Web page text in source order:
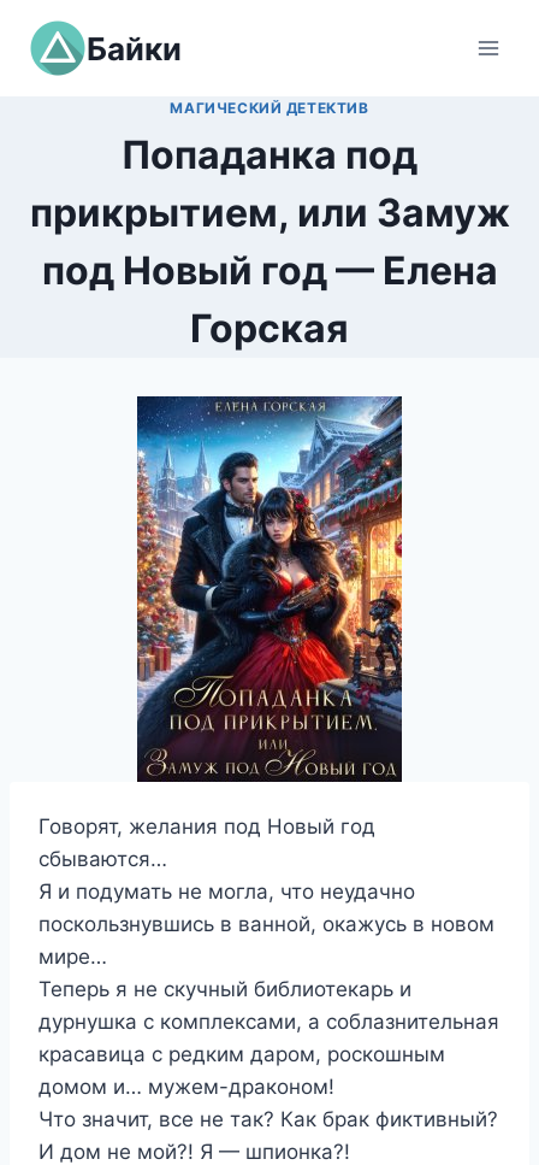
Перейти
содержимому
Байки
МАГИЧЕСКИЙ ДЕТЕКТИВ
Попаданка под
прикрытием, или Замуж
под Новый год — Елена
Горская
Говорят, желания под Новый год
сбываются…
Я и подумать не могла, что неудачно
поскользнувшись в ванной, окажусь в новом
мире…
Теперь я не скучный библиотекарь и
дурнушка с комплексами, а соблазнительная
красавица с редким даром, роскошным
домом и… мужем-драконом!
Что значит, все не так? Как брак фиктивный?
И дом не мой?! Я — шпионка?!